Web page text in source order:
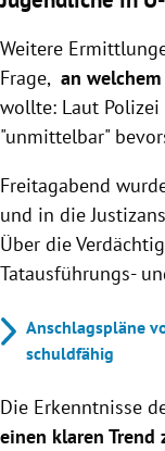
Weitere
Frage, an welchem
wollte: Laut
"unmittelbar"
Freitagabend
und in die
Über die
Tatausführungs-
Anschlagspläne
schuldfähig
Die Erkenntnisse
einen klaren Trend